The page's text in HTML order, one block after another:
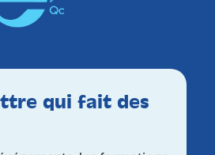
qui fait des